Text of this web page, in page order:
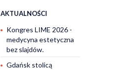
AKTUALNOŚCI
Kongres LIME 2026 -
medycyna estetyczna
bez slajdów.
Gdańsk stolicą